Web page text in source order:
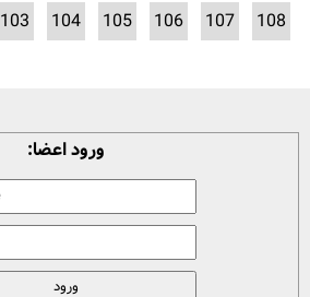
103 104 105 106 107 108
ورود اعضا: